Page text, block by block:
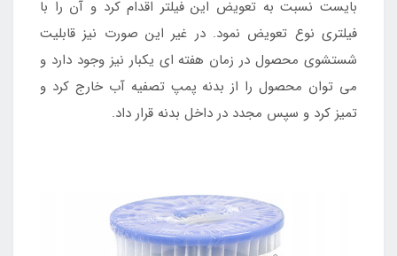
بایست نسبت به تعویض این فیلتر اقدام کرد و آن را با
فیلتری نوع تعویض نمود. در غیر این صورت نیز قابلیت
شستشوی محصول در زمان هفته ای یکبار نیز وجود دارد و
می توان محصول را از بدنه پمپ تصفیه آب خارج کرد و
تمیز کرد و سپس مجدد در داخل بدنه قرار داد.